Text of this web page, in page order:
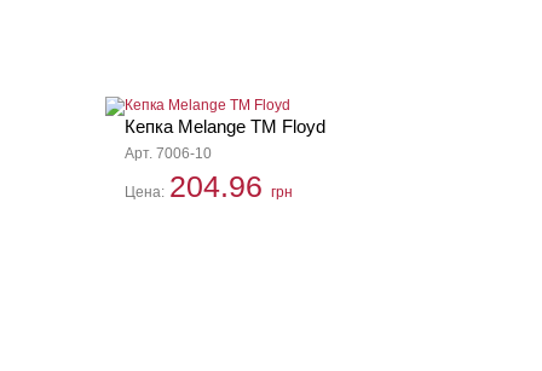
Кепка Melange TM Floyd
Арт. 7006-10
Цена: 204.96 грн